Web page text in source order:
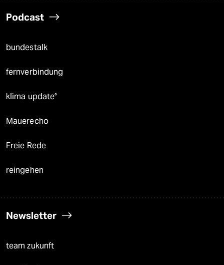
Podcast
bundestalk
fernverbindung
klima update°
Mauerecho
Freie Rede
reingehen
Newsletter
team zukunft